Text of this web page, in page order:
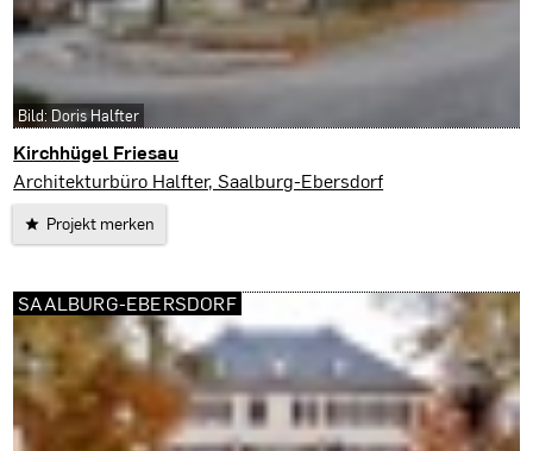
Kirchhügel Friesau
Saalburg-Ebersdorf
Architekturbüro Halfter, Saalburg-Ebersdorf
Projekt merken
Bild: Doris Halfter
SAALBURG-EBERSDORF